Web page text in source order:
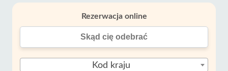
Rezerwacja online
Kod kraju